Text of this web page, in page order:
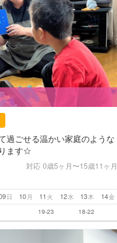
過ごせる温かい家庭のような
ます☆
対応 0歳5ヶ月〜15歳11ヶ月
日 月
10 火
11 水
12 木
13 金
14
19-23 18-22